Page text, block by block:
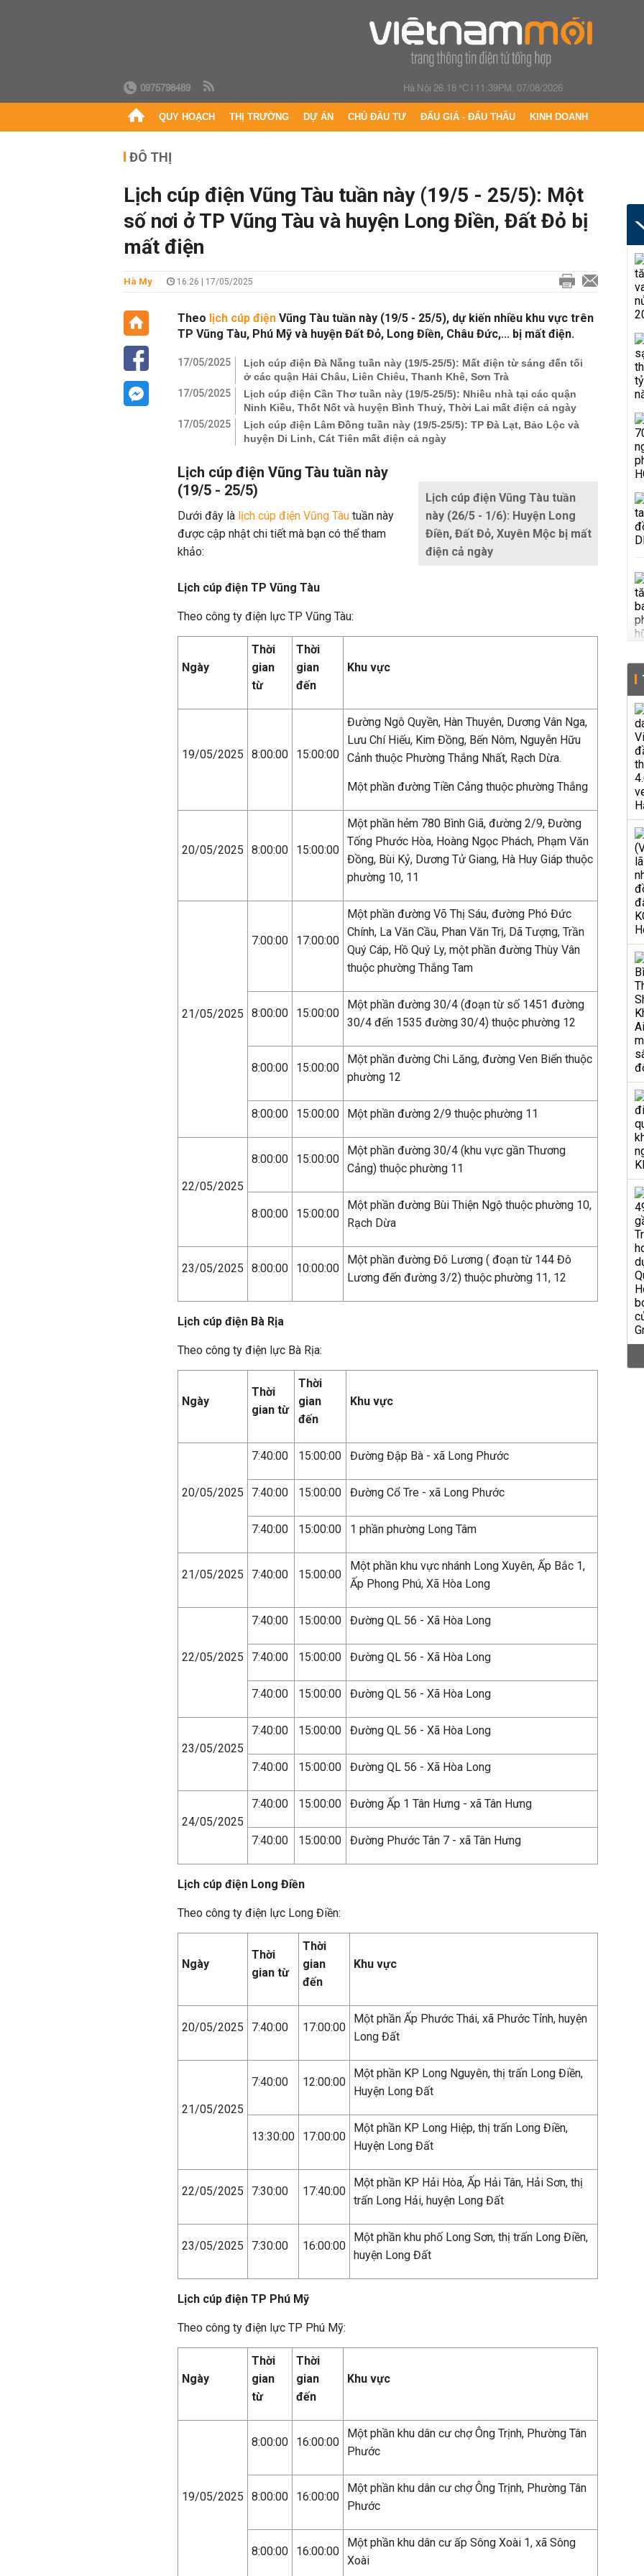
0975798489 Hà Nội 26.18 °C| 11:39PM, 07/08/2026
QUY HOẠCH THỊ TRƯỜNG DỰ ÁN CHỦ ĐẦU TƯ ĐẤU GIÁ - ĐẤU THẦU KINH DOANH
ĐÔ THỊ
Lịch cúp điện Vũng Tàu tuần này (19/5 - 25/5): Một
số nơi ở TP Vũng Tàu và huyện Long Điền, Đất Đỏ bị
mất điện
Hà My 16:26 | 17/05/2025
Theo lịch cúp điện Vũng Tàu tuần này (19/5 - 25/5), dự kiến nhiều khu vực trên
TP Vũng Tàu, Phú Mỹ và huyện Đất Đỏ, Long Điền, Châu Đức,... bị mất điện.
17/05/2025
Lịch cúp điện Đà Nẵng tuần này (19/5-25/5): Mất điện từ sáng đến tối
ở các quận Hải Châu, Liên Chiêu, Thanh Khê, Sơn Trà
17/05/2025
Lịch cúp điện Cần Thơ tuần này (19/5-25/5): Nhiều nhà tại các quận
Ninh Kiều, Thốt Nốt và huyện Bình Thuỷ, Thời Lai mất điện cả ngày
17/05/2025
Lịch cúp điện Lâm Đồng tuần này (19/5-25/5): TP Đà Lạt, Bảo Lộc và
huyện Di Linh, Cát Tiên mất điện cả ngày
Lịch cúp điện Vũng Tàu tuần
này (26/5 - 1/6): Huyện Long
Điền, Đất Đỏ, Xuyên Mộc bị mất
điện cả ngày
Lịch cúp điện Vũng Tàu tuần này
(19/5 - 25/5)
Dưới đây là lịch cúp điện Vũng Tàu tuần này
được cập nhật chi tiết mà bạn có thể tham
khảo:
Lịch cúp điện TP Vũng Tàu
Theo công ty điện lực TP Vũng Tàu:
Ngày
Thời
gian
từ
Thời
gian
đến
Khu vực
19/05/2025 8:00:00 15:00:00
Đường Ngô Quyền, Hàn Thuyên, Dương Vân Nga,
Lưu Chí Hiếu, Kim Đồng, Bến Nôm, Nguyễn Hữu
Cảnh thuộc Phường Thắng Nhất, Rạch Dừa.
Một phần đường Tiền Cảng thuộc phường Thắng
20/05/2025 8:00:00 15:00:00
Một phần hẻm 780 Bình Giã, đường 2/9, Đường
Tống Phước Hòa, Hoàng Ngọc Phách, Phạm Văn
Đồng, Bùi Kỷ, Dương Tử Giang, Hà Huy Giáp thuộc
phường 10, 11
21/05/2025
7:00:00 17:00:00
Một phần đường Võ Thị Sáu, đường Phó Đức
Chính, La Văn Cầu, Phan Văn Trị, Dã Tượng, Trần
Quý Cáp, Hồ Quý Ly, một phần đường Thùy Vân
thuộc phường Thắng Tam
8:00:00 15:00:00
Một phần đường 30/4 (đoạn từ số 1451 đường
30/4 đến 1535 đường 30/4) thuộc phường 12
8:00:00 15:00:00
Một phần đường Chi Lăng, đường Ven Biển thuộc
phường 12
8:00:00 15:00:00 Một phần đường 2/9 thuộc phường 11
22/05/2025
8:00:00 15:00:00
Một phần đường 30/4 (khu vực gần Thương
Cảng) thuộc phường 11
8:00:00 15:00:00
Một phần đường Bùi Thiện Ngộ thuộc phường 10,
Rạch Dừa
23/05/2025 8:00:00 10:00:00
Một phần đường Đô Lương ( đoạn từ 144 Đô
Lương đến đường 3/2) thuộc phường 11, 12
Lịch cúp điện Bà Rịa
Theo công ty điện lực Bà Rịa:
Ngày
Thời
gian từ
Thời
gian
đến
Khu vực
20/05/2025
7:40:00 15:00:00 Đường Đập Bà - xã Long Phước
7:40:00 15:00:00 Đường Cổ Tre - xã Long Phước
7:40:00 15:00:00 1 phần phường Long Tâm
21/05/2025 7:40:00 15:00:00
Một phần khu vực nhánh Long Xuyên, Ấp Bắc 1,
Ấp Phong Phú, Xã Hòa Long
22/05/2025
7:40:00 15:00:00 Đường QL 56 - Xã Hòa Long
7:40:00 15:00:00 Đường QL 56 - Xã Hòa Long
7:40:00 15:00:00 Đường QL 56 - Xã Hòa Long
23/05/2025
7:40:00 15:00:00 Đường QL 56 - Xã Hòa Long
7:40:00 15:00:00 Đường QL 56 - Xã Hòa Long
24/05/2025
7:40:00 15:00:00 Đường Ấp 1 Tân Hưng - xã Tân Hưng
7:40:00 15:00:00 Đường Phước Tân 7 - xã Tân Hưng
Lịch cúp điện Long Điền
Theo công ty điện lực Long Điền:
Ngày
Thời
gian từ
Thời
gian
đến
Khu vực
20/05/2025 7:40:00 17:00:00
Một phần Ấp Phước Thái, xã Phước Tỉnh, huyện
Long Đất
21/05/2025
7:40:00 12:00:00
Một phần KP Long Nguyên, thị trấn Long Điền,
Huyện Long Đất
13:30:00 17:00:00
Một phần KP Long Hiệp, thị trấn Long Điền,
Huyện Long Đất
22/05/2025 7:30:00 17:40:00
Một phần KP Hải Hòa, Ấp Hải Tân, Hải Sơn, thị
trấn Long Hải, huyện Long Đất
23/05/2025 7:30:00 16:00:00
Một phần khu phố Long Sơn, thị trấn Long Điền,
huyện Long Đất
Lịch cúp điện TP Phú Mỹ
Theo công ty điện lực TP Phú Mỹ:
Ngày
Thời
gian
từ
Thời
gian
đến
Khu vực
19/05/2025
8:00:00 16:00:00
Một phần khu dân cư chợ Ông Trịnh, Phường Tân
Phước
8:00:00 16:00:00
Một phần khu dân cư chợ Ông Trịnh, Phường Tân
Phước
8:00:00 16:00:00
Một phần khu dân cư ấp Sông Xoài 1, xã Sông
Xoài